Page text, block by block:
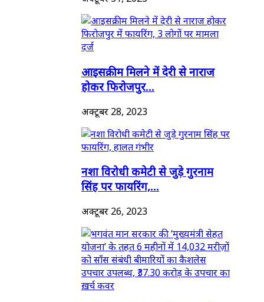
आइसक्रीम मिलने में देरी से नाराज
होकर फिरोजपुर...
अक्टूबर 28, 2023
नशा विरोधी कमेटी से जुड़े गुरनाम
सिंह पर फायरिंग,...
अक्टूबर 26, 2023